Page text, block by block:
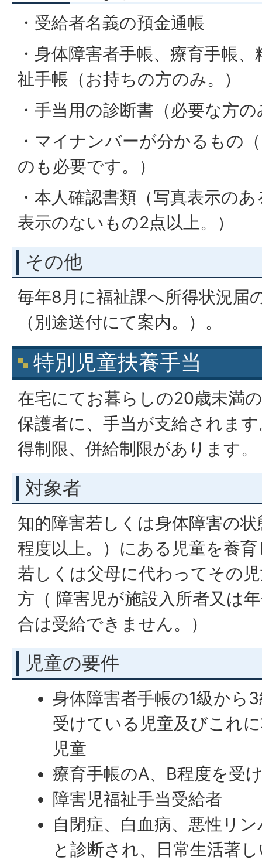
・受給者名義の預金通帳
・身体障害者手帳、療育手帳
祉手帳（お持ちの方のみ。）
・手当用の診断書（必要な方
・マイナンバーが分かるもの
のも必要です。）
・本人確認書類（写真表示の
表示のないもの2点以上。）
その他
毎年8月に福祉課へ所得状況届
（別途送付にて案内。）。
特別児童扶養手当
在宅にてお暮らしの20歳未満
保護者に、手当が支給されま
得制限、併給制限があります。
対象者
知的障害若しくは身体障害の
程度以上。）にある児童を養
若しくは父母に代わってその
方（ 障害児が施設入所者又は
合は受給できません。）
児童の要件
身体障害者手帳の1級から
受けている児童及びこれ
児童
療育手帳のA、B程度を受
障害児福祉手当受給者
自閉症、白血病、悪性リ
と診断され、日常生活著